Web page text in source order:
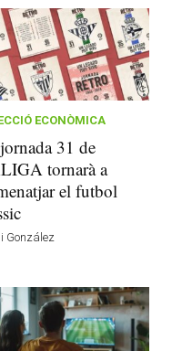
ECONÒMICA
31 de
tornarà a
el futbol
González